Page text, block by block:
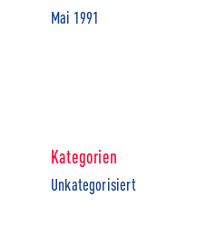
Mai 1991
Kategorien
Unkategorisiert